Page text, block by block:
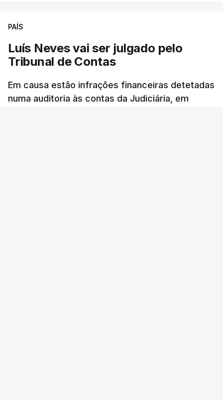
PAÍS
Luís Neves vai ser julgado pelo
Tribunal de Contas
Em causa estão infrações financeiras detetadas
numa auditoria às contas da Judiciária, em